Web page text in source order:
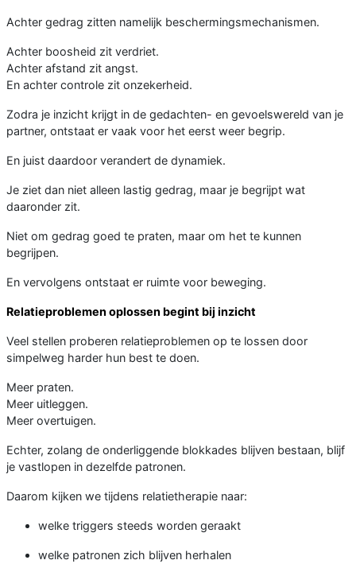
Achter gedrag zitten namelijk beschermingsmechanismen.
Achter boosheid zit verdriet.
Achter afstand zit angst.
En achter controle zit onzekerheid.
Zodra je inzicht krijgt in de gedachten- en gevoelswereld van je
partner, ontstaat er vaak voor het eerst weer begrip.
En juist daardoor verandert de dynamiek.
Je ziet dan niet alleen lastig gedrag, maar je begrijpt wat
daaronder zit.
Niet om gedrag goed te praten, maar om het te kunnen
begrijpen.
En vervolgens ontstaat er ruimte voor beweging.
Relatieproblemen oplossen begint bij inzicht
Veel stellen proberen relatieproblemen op te lossen door
simpelweg harder hun best te doen.
Meer praten.
Meer uitleggen.
Meer overtuigen.
Echter, zolang de onderliggende blokkades blijven bestaan, blijf
je vastlopen in dezelfde patronen.
Daarom kijken we tijdens relatietherapie naar:
welke triggers steeds worden geraakt
welke patronen zich blijven herhalen